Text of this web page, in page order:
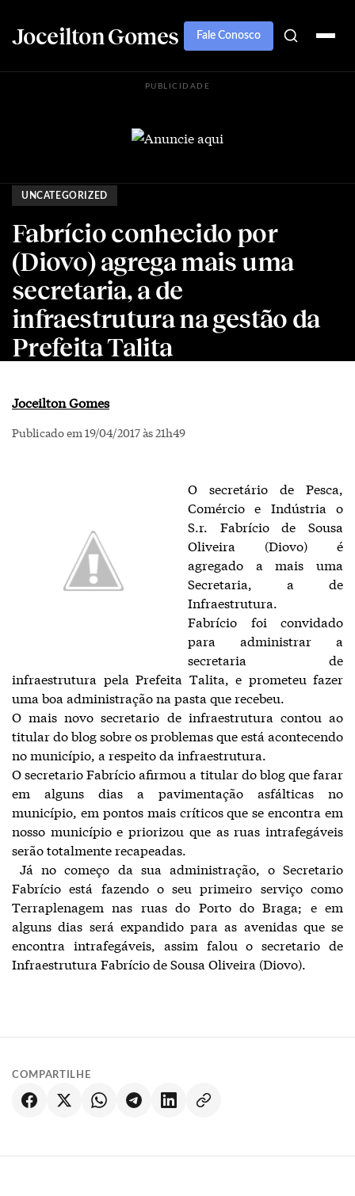
Joceilton Gomes Fale Conosco
PUBLICIDADE
UNCATEGORIZED
Fabrício conhecido por
(Diovo) agrega mais uma
secretaria, a de
infraestrutura na gestão da
Prefeita Talita
Joceilton Gomes
Publicado em 19/04/2017 às 21h49
O secretário de Pesca,
Comércio e Indústria o
S.r. Fabrício de Sousa
Oliveira (Diovo) é
agregado a mais uma
Secretaria, a de
Infraestrutura.
Fabrício foi convidado
para administrar a
secretaria de
infraestrutura pela Prefeita Talita, e prometeu fazer
uma boa administração na pasta que recebeu.
O mais novo secretario de infraestrutura contou ao
titular do blog sobre os problemas que está acontecendo
no município, a respeito da infraestrutura.
O secretario Fabrício afirmou a titular do blog que farar
em alguns dias a pavimentação asfálticas no
município, em pontos mais críticos que se encontra em
nosso município e priorizou que as ruas intrafegáveis
serão totalmente recapeadas.
Já no começo da sua administração, o Secretario
Fabrício está fazendo o seu primeiro serviço como
Terraplenagem nas ruas do Porto do Braga; e em
alguns dias será expandido para as avenidas que se
encontra intrafegáveis, assim falou o secretario de
Infraestrutura Fabrício de Sousa Oliveira (Diovo).
COMPARTILHE